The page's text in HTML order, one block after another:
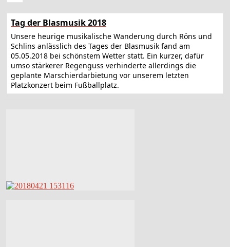
Tag der Blasmusik 2018
Unsere heurige musikalische Wanderung durch Röns und
Schlins anlässlich des Tages der Blasmusik fand am
05.05.2018 bei schönstem Wetter statt. Ein kurzer, dafür
umso stärkerer Regenguss verhinderte allerdings die
geplante Marschierdarbietung vor unserem letzten
Platzkonzert beim Fußballplatz.